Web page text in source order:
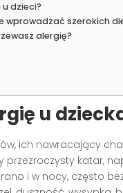
dzieci?
wprowadzać szerokich
alergię?
u
ich nawracający
katar,
i w nocy, często